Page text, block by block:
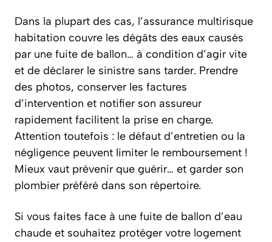
Dans la plupart des cas, l’assurance multirisque
habitation couvre les dégâts des eaux causés
par une fuite de ballon… à condition d’agir vite
et de déclarer le sinistre sans tarder. Prendre
des photos, conserver les factures
d’intervention et notifier son assureur
rapidement facilitent la prise en charge.
Attention toutefois : le défaut d’entretien ou la
négligence peuvent limiter le remboursement !
Mieux vaut prévenir que guérir… et garder son
plombier préféré dans son répertoire.
Si vous faites face à une fuite de ballon d’eau
chaude et souhaitez protéger votre logement